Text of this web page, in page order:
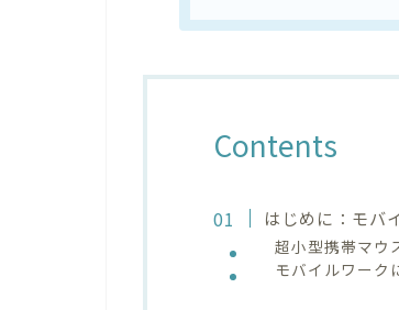
Contents
はじめに：モバ
超小型携帯マウ
モバイルワーク